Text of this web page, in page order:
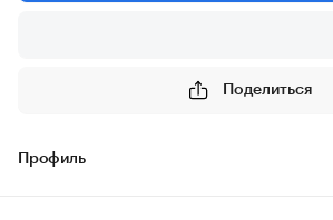
Поделиться
Профиль